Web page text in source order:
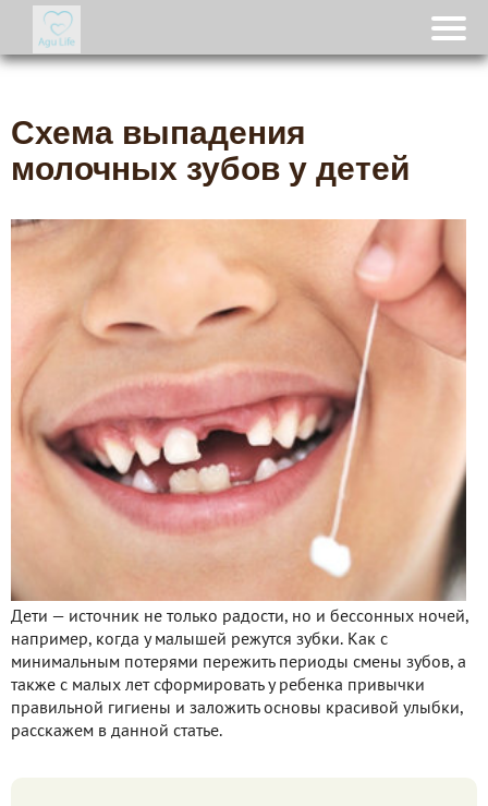
Схема выпадения
молочных зубов у детей
Дети — источник не только радости, но и бессонных ночей,
например, когда у малышей режутся зубки. Как с
минимальным потерями пережить периоды смены зубов, а
также с малых лет сформировать у ребенка привычки
правильной гигиены и заложить основы красивой улыбки,
расскажем в данной статье.